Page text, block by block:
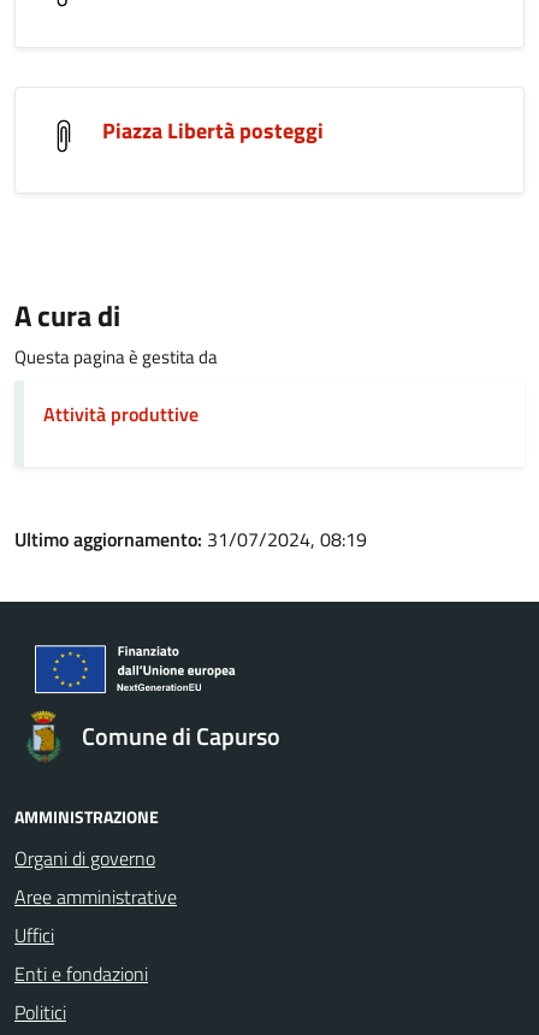
Piazza Libertà posteggi
A cura di
Questa pagina è gestita da
Attività produttive
Ultimo aggiornamento: 31/07/2024, 08:19
Comune di Capurso
AMMINISTRAZIONE
Organi di governo
Aree amministrative
Uffici
Enti e fondazioni
Politici